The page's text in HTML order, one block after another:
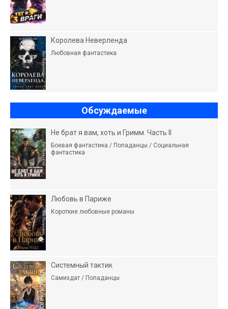
Королева Неверленда
Любовная фантастика
Обсуждаемые
Не брат я вам, хоть и Гримм. Часть II
Боевая фантастика / Попаданцы / Социальная
фантастика
Любовь в Париже
Короткие любовные романы
Системный тактик
Самиздат / Попаданцы